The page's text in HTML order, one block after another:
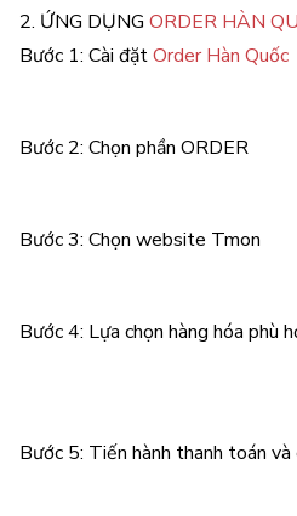
2. ỨNG DỤNG ORDER HÀN
Bước 1: Cài đặtOrder Hàn Quốc
Bước 2: Chọn phần ORDER
Bước 3: Chọn website Tmon
Bước 4: Lựa chọn hàng hóa phù
Bước 5: Tiến hành thanh toán và